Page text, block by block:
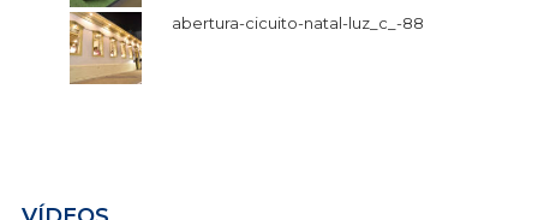
abertura-cicuito-natal-luz_c_-88